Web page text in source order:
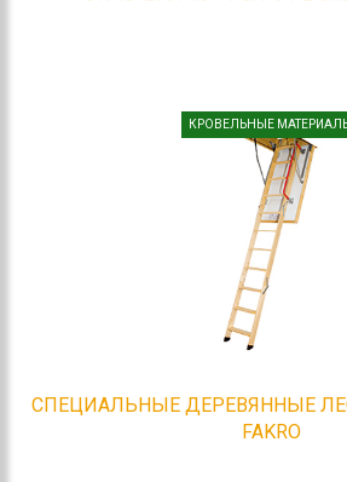
КРОВЕЛЬНЫЕ
СПЕЦИАЛЬНЫЕ ДЕРЕВЯННЫЕ
FAKRO